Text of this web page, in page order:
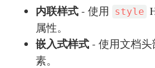
内联样式 - 使用 style
属性。
嵌入式样式 - 使用文档头
素。